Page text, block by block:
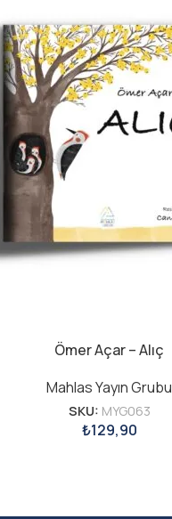
Ömer Açar – Alıç
Mahlas Yayın Grubu
SKU: MYG063
₺129,90